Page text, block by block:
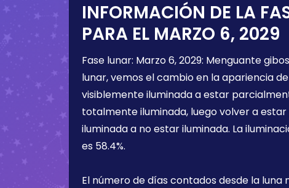
INFORMACIÓN DE LA
PARA EL MARZO 6, 2029
Fase lunar: Marzo 6, 2029: Menguante
lunar, vemos el cambio en la apariencia
visiblemente iluminada a estar
totalmente iluminada, luego volver a
iluminada a no estar iluminada. La
es 58.4%.
El número de días contados desde la luna